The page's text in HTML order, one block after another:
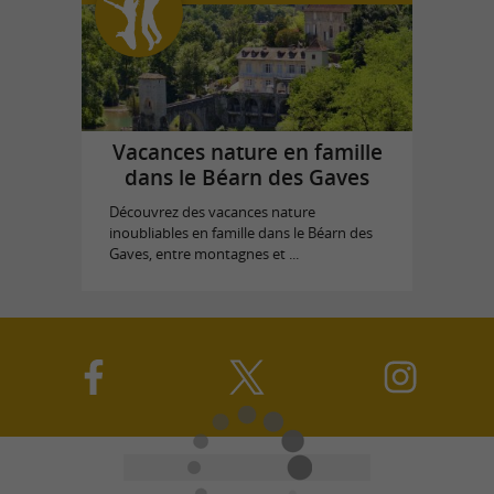
Vacances nature en famille
dans le Béarn des Gaves
Découvrez des vacances nature
inoubliables en famille dans le Béarn des
Gaves, entre montagnes et ...